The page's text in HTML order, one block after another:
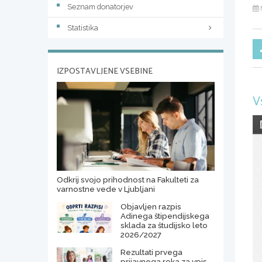
Seznam donatorjev
Statistika
IZPOSTAVLJENE VSEBINE
Odkrij svojo prihodnost na Fakulteti za
varnostne vede v Ljubljani
Objavljen razpis
Adinega štipendijskega
sklada za študijsko leto
2026/2027
Rezultati prvega